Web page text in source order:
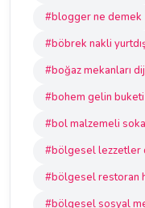
#blogger ne demek
#böbrek nakli
#boğaz mekanları
#bohem gelin
#bol malzemeli
#bölgesel lezzetler
#bölgesel restoran
#bölgesel sosyal